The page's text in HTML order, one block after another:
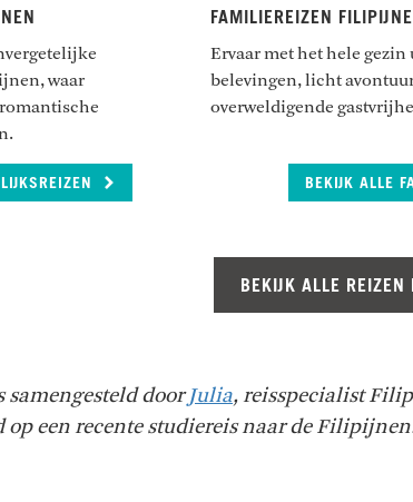
waar
FAMILIEREIZEN
Ervaar met het hele gezin
belevingen, licht
overweldigende
BEKIJK ALLE
BEKIJK ALLE REIZEN
doorJulia, reisspecialist
op een recente studiereis naar de